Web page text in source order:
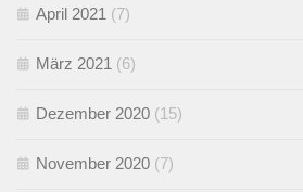
April 2021 (7)
März 2021 (6)
Dezember 2020 (15)
November 2020 (7)